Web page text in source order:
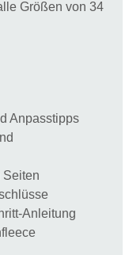
Größen von 34
Anpasstipps
Seiten
Anleitung